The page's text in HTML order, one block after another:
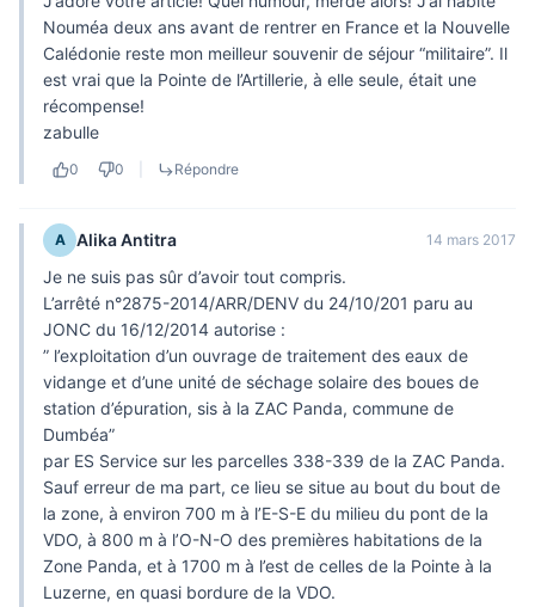
Nouméa deux ans avant de rentrer en France et la Nouvelle
Calédonie reste mon meilleur souvenir de séjour “militaire”. Il
est vrai que la Pointe de l’Artillerie, à elle seule, était une
récompense!
zabulle
0 0 Répondre
A Alika Antitra 14 mars 2017
Je ne suis pas sûr d’avoir tout compris.
L’arrêté n°2875-2014/ARR/DENV du 24/10/201 paru au
JONC du 16/12/2014 autorise :
” l’exploitation d’un ouvrage de traitement des eaux de
vidange et d’une unité de séchage solaire des boues de
station d’épuration, sis à la ZAC Panda, commune de
Dumbéa”
par ES Service sur les parcelles 338-339 de la ZAC Panda.
Sauf erreur de ma part, ce lieu se situe au bout du bout de
la zone, à environ 700 m à l’E-S-E du milieu du pont de la
VDO, à 800 m à l’O-N-O des premières habitations de la
Zone Panda, et à 1700 m à l’est de celles de la Pointe à la
Luzerne, en quasi bordure de la VDO.